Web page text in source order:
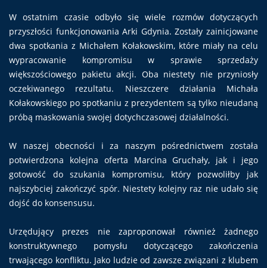
W ostatnim czasie odbyło się wiele rozmów dotyczących
przyszłości funkcjonowania Arki Gdynia. Zostały zainicjowane
dwa spotkania z Michałem Kołakowskim, które miały na celu
wypracowanie kompromisu w sprawie sprzedaży
większościowego pakietu akcji. Oba niestety nie przyniosły
oczekiwanego rezultatu. Nieszczere działania Michała
Kołakowskiego po spotkaniu z prezydentem są tylko nieudaną
próbą maskowania swojej dotychczasowej działalności.
W naszej obecności i za naszym pośrednictwem została
potwierdzona kolejna oferta Marcina Gruchały, jak i jego
gotowość do szukania kompromisu, który pozwoliłby jak
najszybciej zakończyć spór. Niestety kolejny raz nie udało się
dojść do konsensusu.
Urzędujący prezes nie zaproponował również żadnego
konstruktywnego pomysłu dotyczącego zakończenia
trwającego konfliktu. Jako ludzie od zawsze związani z klubem